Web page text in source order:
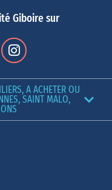
Giboire sur
A ACHETER OU
SAINT MALO,